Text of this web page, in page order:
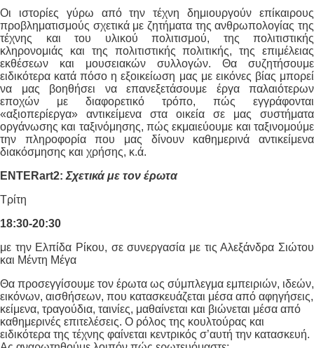
Οι ιστορίες γύρω από την τέχνη δημιουργούν επίκαιρους
προβληματισμούς σχετικά με ζητήματα της ανθρωπολογίας της
τέχνης και του υλικού πολιτισμού, της πολιτιστικής
κληρονομιάς και της πολιτιστικής πολιτικής, της επιμέλειας
εκθέσεων και μουσειακών συλλογών. Θα συζητήσουμε
ειδικότερα κατά πόσο η εξοικείωση μας με εικόνες βίας μπορεί
να μας βοηθήσει να επανεξετάσουμε έργα παλαιότερων
εποχών με διαφορετικό τρόπο, πώς εγγράφονται
«αξιοπερίεργα» αντικείμενα στα οικεία σε μας συστήματα
οργάνωσης και ταξινόμησης, πώς εκμαιεύουμε και ταξινομούμε
την πληροφορία που μας δίνουν καθημερινά αντικείμενα
διακόσμησης και χρήσης, κ.ά.
ENTERart2: Σχετικά με τον έρωτα
Τρίτη
18:30-20:30
με την Ελπίδα Ρίκου, σε συνεργασία με τις Αλεξάνδρα Σιώτου
και Μέντη Μέγα
Θα προσεγγίσουμε τον έρωτα ως σύμπλεγμα εμπειριών, ιδεών,
εικόνων, αισθήσεων, που κατασκευάζεται μέσα από αφηγήσεις,
κείμενα, τραγούδια, ταινίες, μαθαίνεται και βιώνεται μέσα από
καθημερινές επιτελέσεις. Ο ρόλος της κουλτούρας και
ειδικότερα της τέχνης φαίνεται κεντρικός σ’αυτή την κατασκευή.